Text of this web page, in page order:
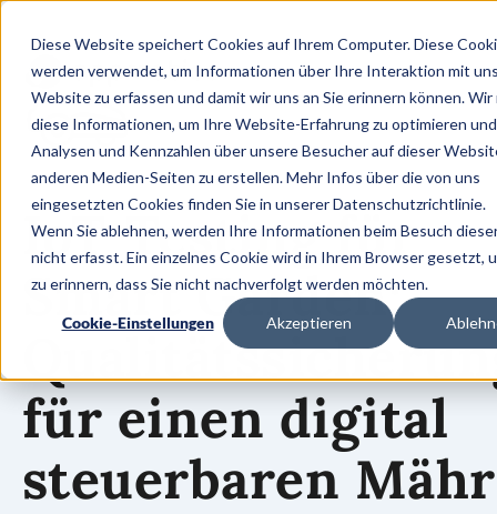
Diese Website speichert Cookies auf Ihrem Computer. Diese
werden verwendet, um Informationen über Ihre Interaktion mit
Website zu erfassen und damit wir uns an Sie erinnern können.
diese Informationen, um Ihre Website-Erfahrung zu optimieren
Analysen und Kennzahlen über unsere Besucher auf dieser
anderen Medien-Seiten zu erstellen. Mehr Infos über die von uns
eingesetzten Cookies finden Sie in unserer Datenschutzrichtlinie.
Wenn Sie ablehnen, werden Ihre Informationen beim Besuch
nicht erfasst. Ein einzelnes Cookie wird in Ihrem Browser gesetzt,
zu erinnern, dass Sie nicht nachverfolgt werden möchten.
Cookie-Einstellungen Akzeptieren
IoT-Testing für
Smart Garden:
für einen digital
steuerbaren